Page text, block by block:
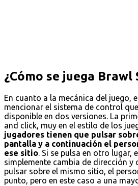
¿Cómo se juega Brawl
En cuanto a la mecánica del juego,
mencionar el sistema de control
disponible en dos versiones. La
and click, muy en el estilo de los
jugadores tienen que pulsar
pantalla y a continuación el
ese sitio. Si se pulsa en otro lugar,
simplemente cambia de dirección y
pulsar sobre el mismo sitio, el
punto, pero en este caso a una